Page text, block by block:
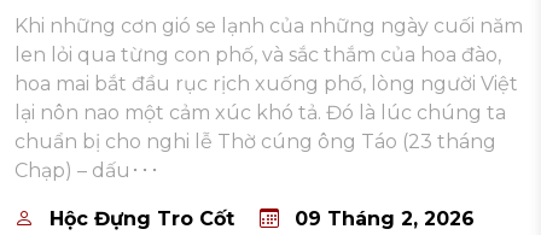
Khi những cơn gió se lạnh của những ngày cuối năm
len lỏi qua từng con phố, và sắc thắm của hoa đào,
hoa mai bắt đầu rục rịch xuống phố, lòng người Việt
lại nôn nao một cảm xúc khó tả. Đó là lúc chúng ta
chuẩn bị cho nghi lễ Thờ cúng ông Táo (23 tháng
Chạp) – dấu･･･
Hộc Đựng Tro Cốt
09 Tháng 2, 2026